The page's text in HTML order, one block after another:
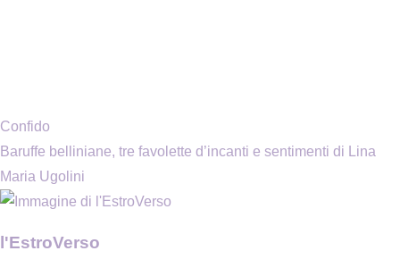
Confido
Baruffe belliniane, tre favolette d’incanti e sentimenti di Lina
Maria Ugolini
l'EstroVerso